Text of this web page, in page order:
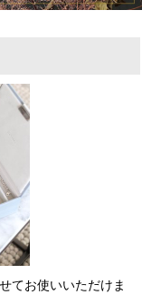
てお使いいただけま